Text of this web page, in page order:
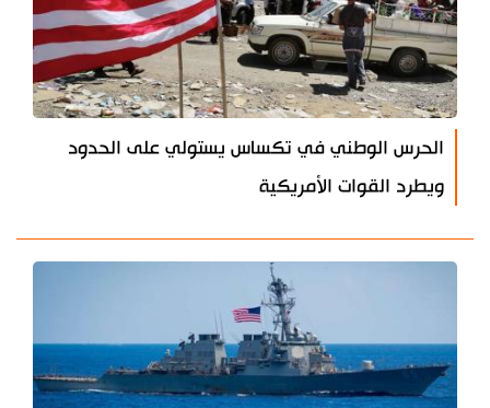
الحرس الوطني في تكساس يستولي على الحدود
ويطرد القوات الأمريكية